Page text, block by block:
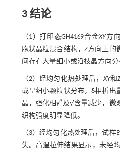
3 结论
（1）打印态GH4169合金XY方
胞状晶粒混合结构， Z方向上的
间存在大量细小或沿枝晶方向分
（2）经均匀化热处理后，XY和Z
或呈细小颗粒状分布，δ相析出
晶，强化相γ″及γ′含量减少，微
织构强度明显降低。
（3）经均匀化热处理后，试
失。高温拉伸结果显示，未经